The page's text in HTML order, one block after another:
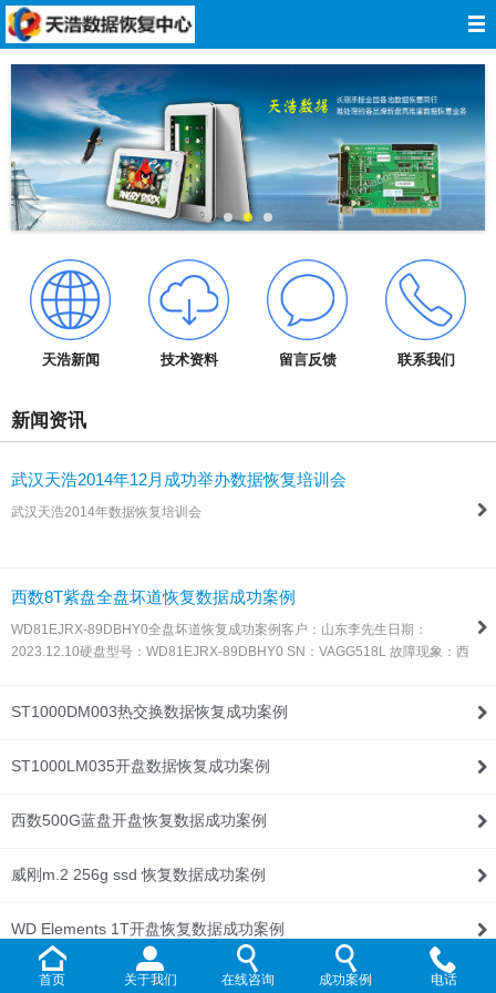
天浩新闻 技术资料 留言反馈 联系我们
新闻资讯
武汉天浩2014年12月成功举办数据恢复培训会
武汉天浩2014年数据恢复培训会
西数8T紫盘全盘坏道恢复数据成功案例
WD81EJRX-89DBHY0全盘坏道恢复成功案例客户：山东李先生日期：
2023.12.10硬盘型号：WD81EJRX-89DBHY0 SN：VAGG518L 故障现象：西
ST1000DM003热交换数据恢复成功案例
ST1000LM035开盘数据恢复成功案例
西数500G蓝盘开盘恢复数据成功案例
威刚m.2 256g ssd 恢复数据成功案例
WD Elements 1T开盘恢复数据成功案例
WD My Passport 2T开盘恢复数据成功案例
首页 关于我们 在线咨询 成功案例 电话
网站导航
关于我们
数据恢复
服务承诺
技术资料
成功案例
在线留言